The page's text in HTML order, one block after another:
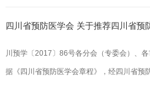
理使用；2、专科会员会费：100元/年，由
四川省预防医学会 关于推荐四川省预
表和第五届理事会理事候选人的通知
川预学〔2017〕86号各分会（专委会）、
据《四川省预防医学会章程》，经四川省预